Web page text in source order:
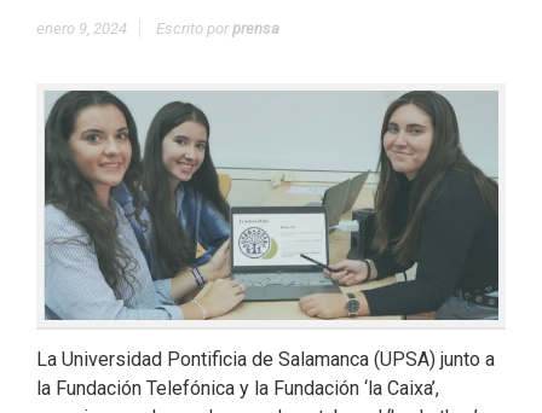
enero 9, 2024 Escrito porprensa
La Universidad Pontificia de Salamanca (UPSA) junto a
la Fundación Telefónica y la Fundación ‘la Caixa’,